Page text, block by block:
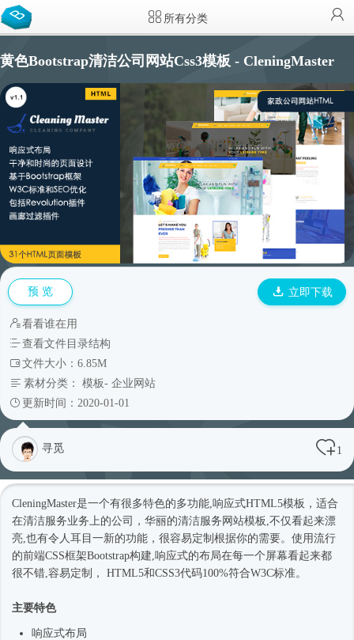
所有分类
黄色Bootstrap清洁公司网站Css3模板 - CleningMaster
预 览 立即下载
看看谁在用
查看文件目录结构
文件大小：6.85M
素材分类： 模板- 企业网站
更新时间：2020-01-01
寻觅 1
CleningMaster是一个有很多特色的多功能, 响应式HTML5模板 ，适合
在清洁服务业务上的公司，华丽的清洁服务 网站模板 ,不仅看起来漂
亮,也有令人耳目一新的功能，很容易定制根据你的需要。使用流行
的前端CSS框架Bootstrap构建, 响应式的布局在每一个屏幕看起来都
很不错,容易定制， HTML5和CSS3代码100%符合W3C标准。
主要特色
响应式布局